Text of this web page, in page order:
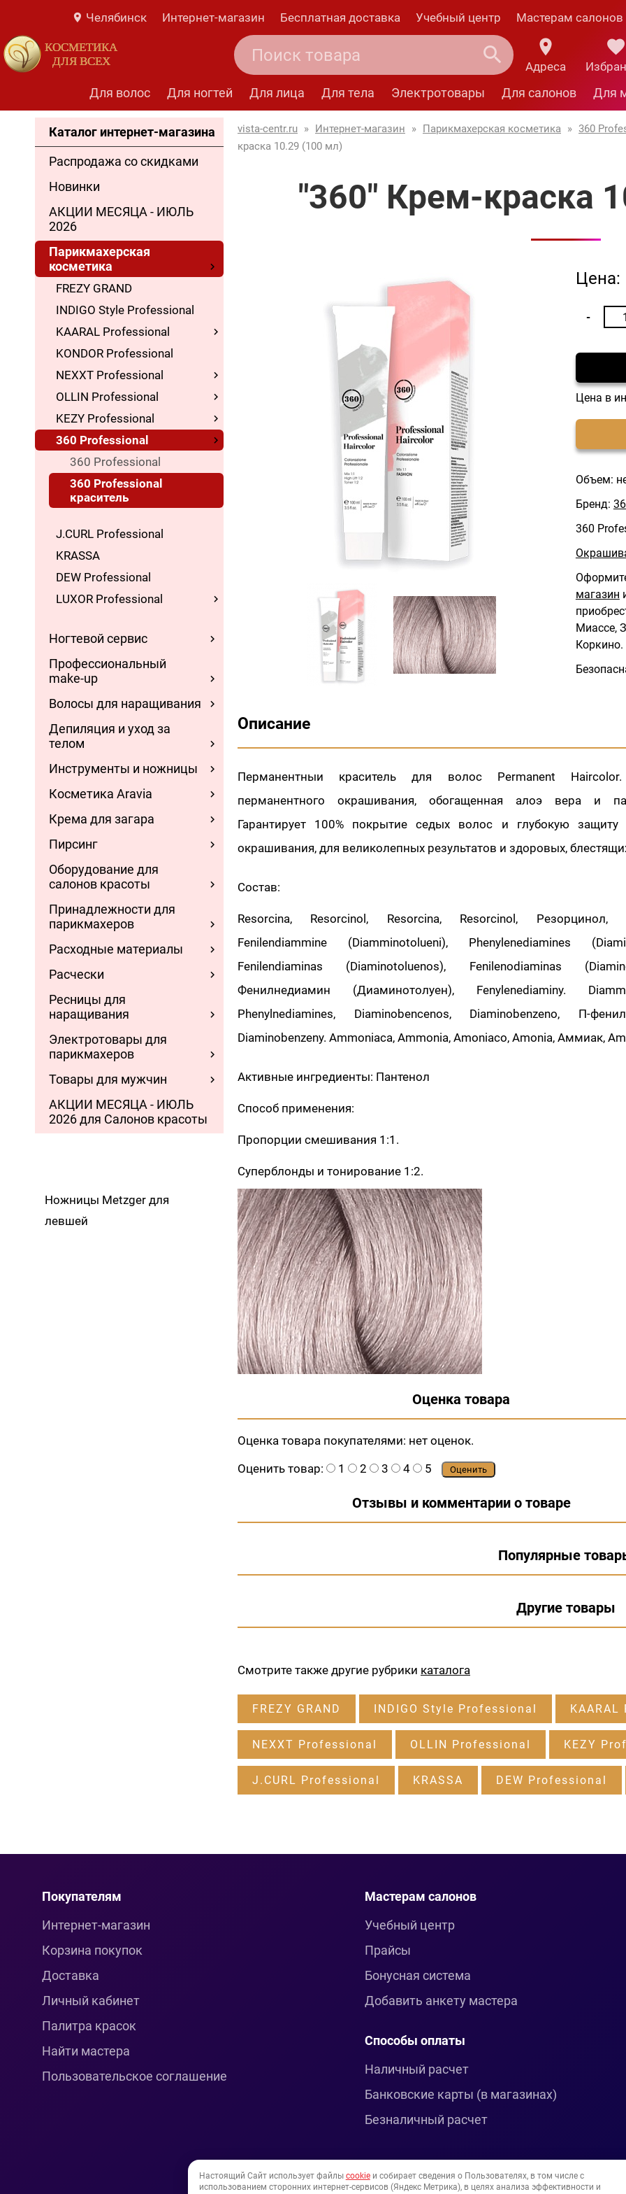
Челябинск Интернет-магазин Бесплатная доставка Учебный центр Мастерам салонов
КОСМЕТИКА
ДЛЯ ВСЕХ
Адреса
Для волос Для ногтей Для лица Для тела Электротовары Для салонов Для
Каталог интернет-магазина
Распродажа со скидками
Новинки
АКЦИИ МЕСЯЦА - ИЮЛЬ
2026
Парикмахерская
косметика
FREZY GRAND
INDIGO Style Professional
KAARAL Professional
KONDOR Professional
NEXXT Professional
OLLIN Professional
KEZY Professional
360 Professional
360 Professional
360 Professional
краситель
J.CURL Professional
KRASSA
DEW Professional
LUXOR Professional
Ногтевой сервис
Профессиональный
make-up
Волосы для наращивания
Депиляция и уход за
телом
Инструменты и ножницы
Косметика Aravia
Крема для загара
Пирсинг
Оборудование для
салонов красоты
Принадлежности для
парикмахеров
Расходные материалы
Расчески
Ресницы для
наращивания
Электротовары для
парикмахеров
Товары для мужчин
АКЦИИ МЕСЯЦА - ИЮЛЬ
2026 для Салонов красоты
Ножницы Metzger для
левшей
vista-centr.ru » Интернет-магазин » Парикмахерская косметика » 360
краска 10.29 (100 мл)
"360" Крем-краска
Цена:
Цена в
Объем:
Бренд:
360
магазин
Миассе,
Коркино.
Описание
Перманентныи краситель для волос Permanent
перманентного окрашивания, обогащенная алоэ вера и
Гарантирует 100% покрытие седых волос и глубокую
окрашивания, для великолепных результатов и здоровых,
Состав:
Resorcina, Resorcinol, Resorcina, Resorcinol, Резорцинол,
Fenilendiammine (Diamminotolueni), Phenylenediamines
Fenilendiaminas (Diaminotoluenos), Fenilenodiaminas
Фенилнедиамин (Диаминотолуен), Fenylenediaminy.
Phenylnediamines, Diaminobencenos, Diaminobenzeno, П-
Diaminobenzeny. Ammoniaca, Ammonia, Amoniaco, Amonia, Аммиак,
Активные ингредиенты: Пантенол
Способ применения:
Пропорции смешивания 1:1.
Суперблонды и тонирование 1:2.
Оценка товара
Оценка товара покупателями: нет оценок.
Оценить товар:
1 2 3 4 5 Оценить
Отзывы и комментарии о товаре
Популярные
Другие товары
Смотрите также другие рубрики каталога
FREZY GRAND INDIGO Style Professional
NEXXT Professional OLLIN Professional KEZY
J.CURL Professional KRASSA DEW Professional
Покупателям
Интернет-магазин
Корзина покупок
Доставка
Личный кабинет
Палитра красок
Найти мастера
Пользовательское соглашение
Мастерам салонов
Учебный центр
Прайсы
Бонусная система
Добавить анкету мастера
Способы оплаты
Наличный расчет
Банковские карты (в магазинах)
Безналичный расчет
Настоящий Сайт использует файлы cookieи собирает сведения о Пользователях, в том числе с
использованием сторонних интернет-сервисов (Яндекс Метрика), в целях анализа эффективности и